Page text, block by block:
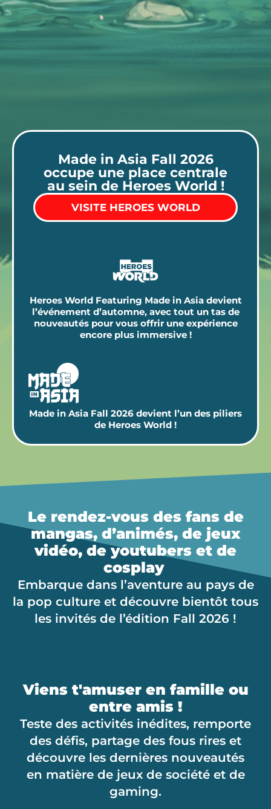
Made in Asia Fall 2026
occupe une place centrale
au sein de Heroes World !
VISITE HEROES WORLD
Heroes World Featuring Made in Asia devient
l’événement d’automne, avec tout un tas de
nouveautés pour vous offrir une expérience
encore plus immersive !
Made in Asia Fall 2026 devient l’un des piliers
de Heroes World !
Le rendez-vous des fans de
mangas, d’animés, de jeux
vidéo, de youtubers et de
cosplay
Embarque dans l’aventure au pays de
la pop culture et découvre bientôt tous
les invités de l’édition Fall 2026 !
Viens t'amuser en famille ou
entre amis !
Teste des activités inédites, remporte
des défis, partage des fous rires et
découvre les dernières nouveautés
en matière de jeux de société et de
gaming.